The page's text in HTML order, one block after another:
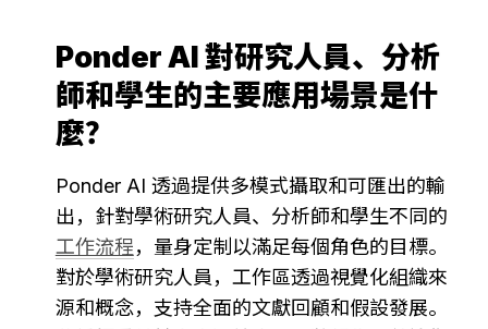
Ponder AI 對研究人員、分析
師和學生的主要應用場景是什
麼？
Ponder AI 透過提供多模式攝取和可匯出的輸
工作流程，量身定制以滿足每個角色的目標。
對於學術研究人員，工作區透過視覺化組織來
源和概念，支持全面的文獻回顧和假設發展。